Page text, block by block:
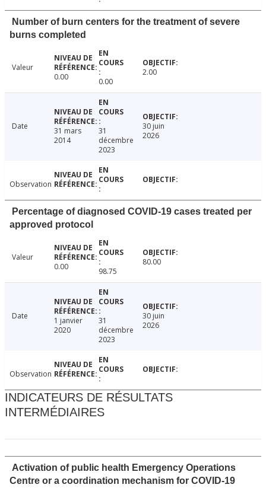
Number of burn centers for the treatment of severe
burns completed
Valeur
0.00
0.00
2.00
Date
31 mars
2014
31
décembre
2023
30 juin
2026
Observation
Percentage of diagnosed COVID-19 cases treated per
approved protocol
Valeur
0.00
98.75
80.00
Date
1 janvier
2020
31
décembre
2023
30 juin
2026
Observation
INDICATEURS DE RÉSULTATS
INTERMÉDIAIRES
Activation of public health Emergency Operations
Centre or a coordination mechanism for COVID-19